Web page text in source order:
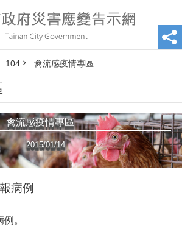
104 禽流感疫情專區
禽流感疫情專區
2015/01/14
病例
。